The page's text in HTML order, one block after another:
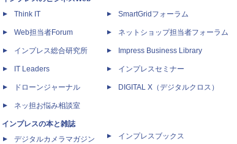
Think IT
Web担当者Forum
インプレス総合研究所
IT Leaders
ドローンジャーナル
ネッ担お悩み相談室
インプレスの本と雑誌
デジタルカメラマガジン
SmartGridフォーラム
ネットショップ担当者フォーラム
Impress Business Library
インプレスセミナー
DIGITAL X（デジタルクロス）
インプレスブックス